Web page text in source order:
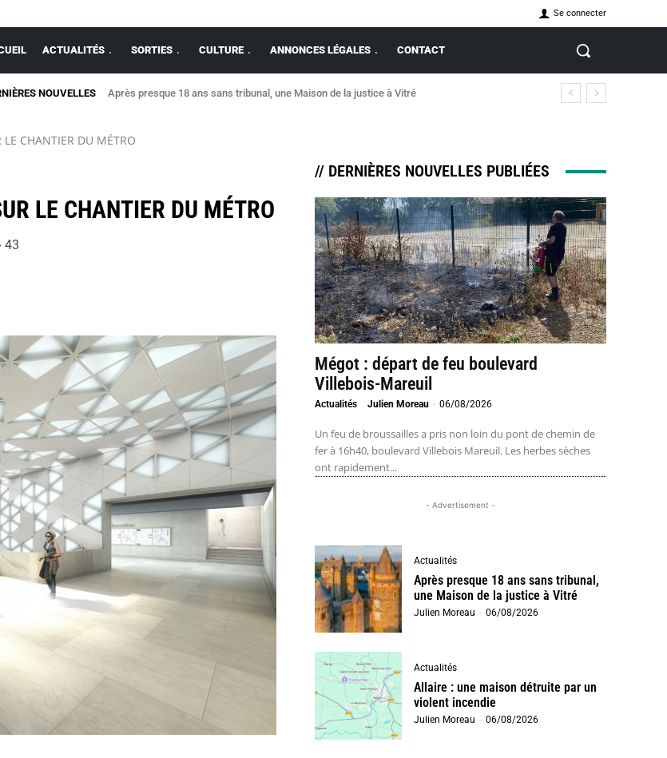
Se connecter
ACTUALITÉS SORTIES CULTURE ANNONCES LÉGALES CONTACT
NOUVELLES Après presque 18 ans sans tribunal, une Maison de la justice à Vitré
LE CHANTIER DU MÉTRO
LE CHANTIER DU MÉTRO
43
// DERNIÈRES NOUVELLES PUBLIÉES
Mégot : départ de feu boulevard
Villebois-Mareuil
Actualités Julien Moreau - 06/08/2026
Un feu de broussailles a pris non loin du pont de chemin de
fer à 16h40, boulevard Villebois Mareuil. Les herbes sèches
ont rapidement...
- Advertisement -
Actualités
Après presque 18 ans sans tribunal,
une Maison de la justice à Vitré
Julien Moreau - 06/08/2026
Actualités
Allaire : une maison détruite par un
violent incendie
Julien Moreau - 06/08/2026